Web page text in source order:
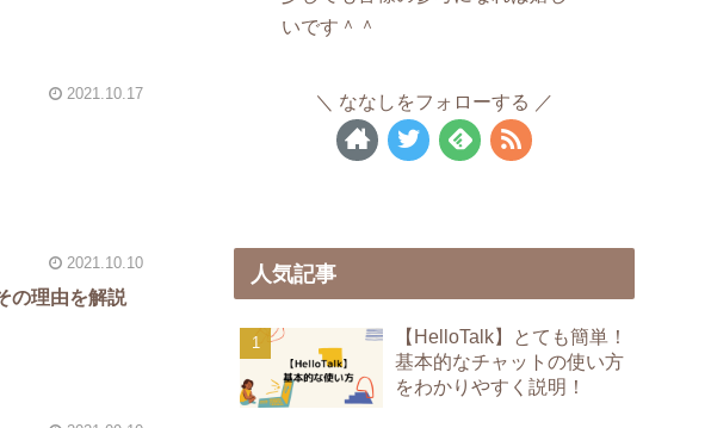
2021.10.17
2021.10.10
の理由を解説
いです＾＾
ななしをフォローする
人気記事
【HelloTalk】とても簡単！
基本的なチャットの使い方
をわかりやすく説明！